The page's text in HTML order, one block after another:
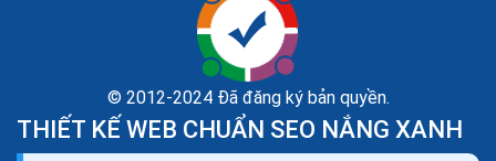
© 2012-2024 Đã đăng ký bản quyền.
THIẾT KẾ WEB CHUẨN SEO NẮNG XANH